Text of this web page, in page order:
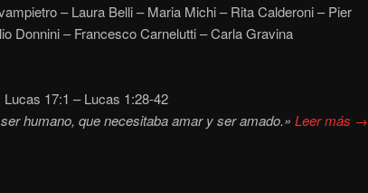
– Laura Belli – Maria Michi – Rita Calderoni – Pier
Donnini – Francesco Carnelutti – Carla Gravina
Lucas 17:1 – Lucas 1:28-42
humano, que necesitaba amar y ser amado.» Leer más →